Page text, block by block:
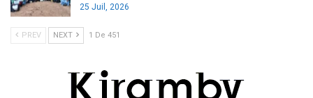
25 Juil, 2026
PREV NEXT 1 De 451